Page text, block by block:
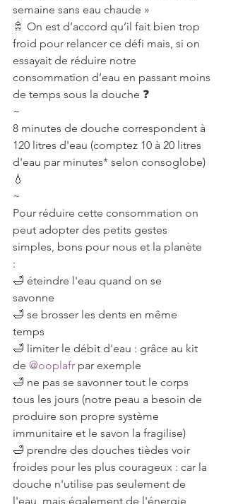
semaine sans eau chaude »
🚿 On est d’accord qu’il fait bien trop
froid pour relancer ce défi mais, si on
essayait de réduire notre
consommation d’eau en passant moins
de temps sous la douche ❓
~⠀
8 minutes de douche correspondent à
120 litres d'eau (comptez 10 à 20 litres
d'eau par minutes* selon consoglobe)
💧⠀
~⠀
Pour réduire cette consommation on
peut adopter des petits gestes
simples, bons pour nous et la planète
:⠀
🛁 éteindre l'eau quand on se
savonne⠀⠀
🛁 se brosser les dents en même
temps⠀
🛁 limiter le débit d'eau : grâce au kit
de @ooplafr par exemple
🛁 ne pas se savonner tout le corps
tous les jours (notre peau a besoin de
produire son propre système
immunitaire et le savon la fragilise)
🛁 prendre des douches tièdes voir
froides pour les plus courageux : car la
douche n'utilise pas seulement de
l'eau, mais également de l'énergie